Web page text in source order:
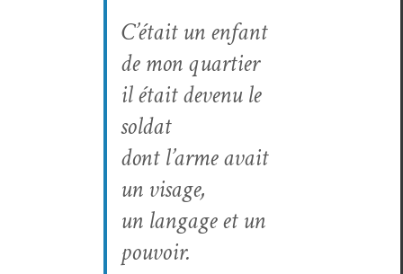
C’était un enfant
de mon quartier
il était devenu le
soldat
dont l’arme avait
un visage,
un lan­gage et un
pouvoir.